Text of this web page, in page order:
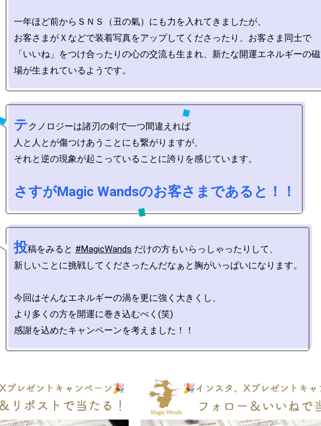
一年ほど前からＳＮＳ（丑の氣）にも力を入れてきましたが、
お客さまがＸなどで装着写真をアップしてくださったり、お客さま同士で
「いいね」をつけ合ったりの心の交流も生まれ、新たな開運エネルギーの磁
テクノロジーは諸刃の剣で一つ間違えれば
人と人とが傷つけあうことにも繋がりますが、
それと逆の現象が起こっていることに誇りを感じています。
さすがMagic Wandsのお客さまであると！！
投稿をみると #MagicWands だけの方もいらっしゃったりして、
新しいことに挑戦してくださったんだなぁと胸がいっぱいになります。
今回はそんなエネルギーの渦を更に強く大きくし、
より多くの方を開運に巻き込むべく(笑)